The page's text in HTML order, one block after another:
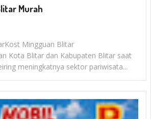
Murah
Mingguan Blitar
Kota Blitar dan Kabupaten Blitar saat
meningkatnya sektor pariwisata...